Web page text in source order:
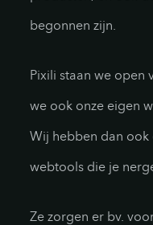
begonnen zijn.
Pixili staan we open
we ook onze eigen
Wij hebben dan ook
webtools die je
Ze zorgen er bv.